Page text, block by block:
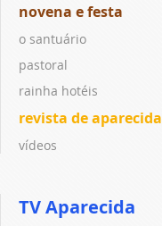
novena e festa
o santuário
pastoral
rainha hotéis
revista de aparecida
vídeos
TV Aparecida